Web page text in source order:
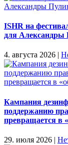
ISHR на
для Александры
4. августа 2026
Кампания
поддержанию
превращается в
29. июля 2026 |